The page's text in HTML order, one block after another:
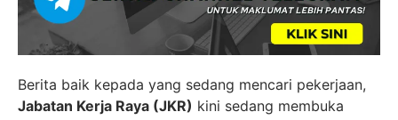
Berita baik kepada yang sedang mencari pekerjaan,
Jabatan Kerja Raya (JKR) kini sedang membuka